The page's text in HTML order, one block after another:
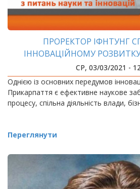
ПРОРЕКТОР ІФНТУНГ
ІННОВАЦІЙНОМУ
СР, 03/03/2021 -
Однією із основних передумов
Прикарпаття є ефективне наукове
процесу, спільна діяльність влади,
Переглянути